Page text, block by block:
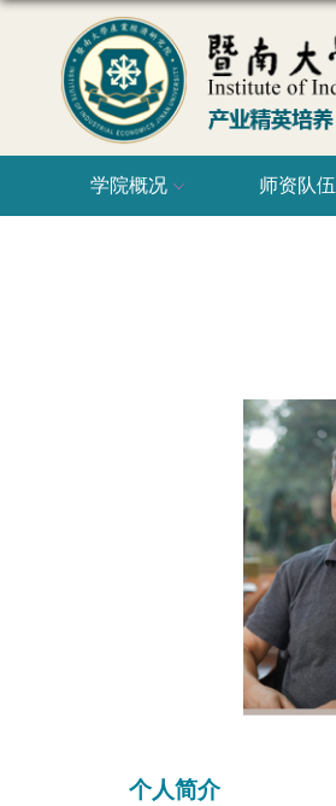
学院概况 师资队伍
个人简介